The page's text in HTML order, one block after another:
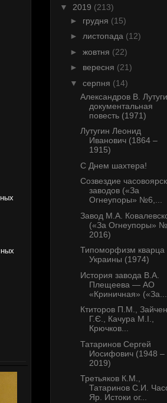
▼ 2019 (213)
► грудня (15)
► листопада (12)
► жовтня (22)
► вересня (21)
▼ серпня (14)
Александров В.
документальная
повесть (1971)
Лутугин Леонид
Иванович (1864 –
1915)
С Днем шахтера!
Созвездие
заводов («За
Огнеупоры» №6,...
Завод М.А.
(«За Огнеупоры»
2016)
Типоморфизм кварца
Украины (1974)
История завода В.А.
Плещеева — АО
«Криничная» («За...
Ктиторов П.М.,
Г.Є., Качура М.І.,
Крючков...
Татаринов Сергей
Иосифович (1948 –
2019)
Третьяков К.М.,
Татаринов С.И.
Яр. Истоки ог...